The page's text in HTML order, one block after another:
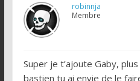
robinnja
Membre
Super je t’ajoute Gaby,
bastien tu ai envie de le